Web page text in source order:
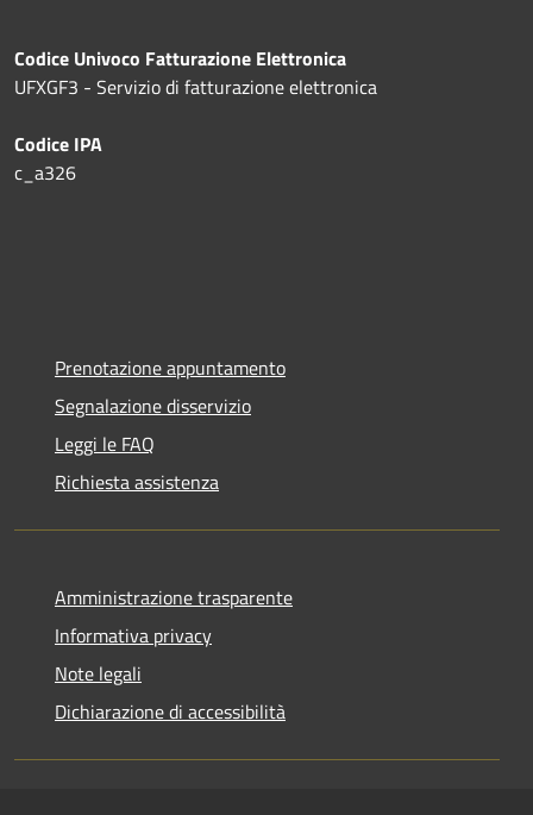
Codice Univoco Fatturazione Elettronica
UFXGF3 - Servizio di fatturazione elettronica
Codice IPA
c_a326
Prenotazione appuntamento
Segnalazione disservizio
Leggi le FAQ
Richiesta assistenza
Amministrazione trasparente
Informativa privacy
Note legali
Dichiarazione di accessibilità